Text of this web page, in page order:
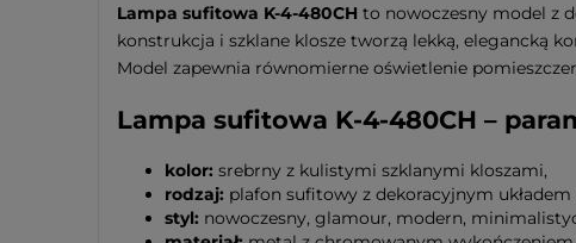
Lampa sufitowa K-4-480CH to nowoczesny model z
konstrukcja i szklane klosze tworzą lekką, elegancką
Model zapewnia równomierne oświetlenie
Lampa sufitowa K-4-480CH –
kolor: srebrny z kulistymi szklanymi kloszami,
rodzaj: plafon sufitowy z dekoracyjnym układem
styl: nowoczesny, glamour, modern,